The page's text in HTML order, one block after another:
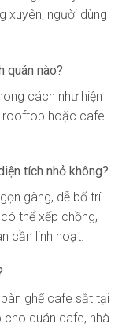
xuyên, người dùng
quán nào?
cách như hiện
rooftop hoặc cafe
tích nhỏ không?
gàng, dễ bố trí
thể xếp chồng,
cần linh hoạt.
ghế cafe sắt tại
cho quán cafe, nhà